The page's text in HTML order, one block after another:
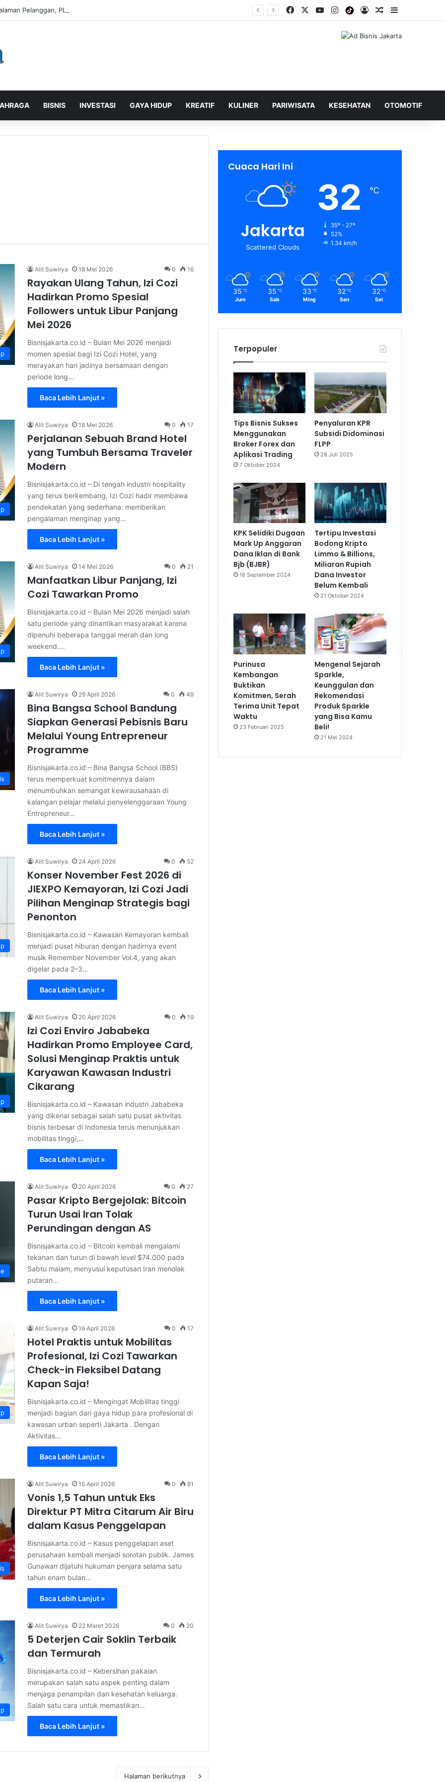
Pelanggan, PLN Icon Plus Sabet Tiga Penghargaan CCW 2026 Facebook YouTubeInstagramTiktokLog InShuffle Berita
BISNIS INVESTASI GAYA HIDUP KREATIF KULINER PARIWISATA KESEHATAN OTOMOTIF
Alit Suwirya 18 Mei 2026 0 16
Rayakan Ulang Tahun, Izi Cozi
Hadirkan Promo Spesial
Followers untuk Libur Panjang
Mei 2026
Bisnisjakarta.co.id – Bulan Mei 2026 menjadi
momen spesial bagi Izi Cozi Hotel, yang
merayakan hari jadinya bersamaan dengan
periode long…
Baca Lebih Lanjut »
Alit Suwirya 18 Mei 2026 0 17
Perjalanan Sebuah Brand Hotel
yang Tumbuh Bersama Traveler
Modern
Bisnisjakarta.co.id – Di tengah industri hospitality
yang terus berkembang, Izi Cozi hadir membawa
pendekatan yang sederhana: memberikan
pengalaman menginap yang…
Baca Lebih Lanjut »
Alit Suwirya 14 Mei 2026 0 21
Manfaatkan Libur Panjang, Izi
Cozi Tawarkan Promo
Bisnisjakarta.co.id – Bulan Mei 2026 menjadi salah
satu periode yang dinantikan masyarakat karena
dipenuhi beberapa tanggal merah dan long
weekend.…
Baca Lebih Lanjut »
Alit Suwirya 29 April 2026 0 49
Bina Bangsa School Bandung
Siapkan Generasi Pebisnis Baru
Melalui Young Entrepreneur
Programme
Bisnisjakarta.co.id – Bina Bangsa School (BBS)
terus memperkuat komitmennya dalam
menumbuhkan semangat kewirausahaan di
kalangan pelajar melalui penyelenggaraan Young
Entrepreneur…
Baca Lebih Lanjut »
Alit Suwirya 24 April 2026 0 52
Konser November Fest 2026 di
JIEXPO Kemayoran, Izi Cozi Jadi
Pilihan Menginap Strategis bagi
Penonton
Bisnisjakarta.co.id – Kawasan Kemayoran kembali
menjadi pusat hiburan dengan hadirnya event
musik Remember November Vol.4, yang akan
digelar pada 2–3…
Baca Lebih Lanjut »
Alit Suwirya 20 April 2026 0 19
Izi Cozi Enviro Jababeka
Hadirkan Promo Employee Card,
Solusi Menginap Praktis untuk
Karyawan Kawasan Industri
Cikarang
Bisnisjakarta.co.id – Kawasan industri Jababeka
yang dikenal sebagai salah satu pusat aktivitas
bisnis terbesar di Indonesia terus menunjukkan
mobilitas tinggi,…
Baca Lebih Lanjut »
Alit Suwirya 20 April 2026 0 27
Pasar Kripto Bergejolak: Bitcoin
Turun Usai Iran Tolak
Perundingan dengan AS
Bisnisjakarta.co.id – Bitcoin kembali mengalami
tekanan dan turun di bawah level $74.000 pada
Sabtu malam, menyusul keputusan Iran menolak
putaran…
Baca Lebih Lanjut »
Alit Suwirya 16 April 2026 0 17
Hotel Praktis untuk Mobilitas
Profesional, Izi Cozi Tawarkan
Check-in Fleksibel Datang
Kapan Saja!
Bisnisjakarta.co.id – Mengingat Mobilitas tinggi
menjadi bagian dari gaya hidup para profesional di
kawasan urban seperti Jakarta . Dengan
Aktivitas…
Baca Lebih Lanjut »
Alit Suwirya 15 April 2026 0 81
Vonis 1,5 Tahun untuk Eks
Direktur PT Mitra Citarum Air Biru
dalam Kasus Penggelapan
Bisnisjakarta.co.id – Kasus penggelapan aset
perusahaan kembali menjadi sorotan publik. James
Gunawan dijatuhi hukuman penjara selama satu
tahun enam bulan…
Baca Lebih Lanjut »
Alit Suwirya 22 Maret 2026 0 20
5 Deterjen Cair Soklin Terbaik
dan Termurah
Bisnisjakarta.co.id – Kebersihan pakaian
merupakan salah satu aspek penting dalam
menjaga penampilan dan kesehatan keluarga.
Salah satu cara untuk memastikan…
Baca Lebih Lanjut »
Halaman berikutnya
Cuaca Hari Ini
Jakarta
Scattered Clouds
32 ℃
35º - 27º
52%
1.34 km/h
35 ℃
Jum
35 ℃
Sab
33 ℃
Ming
32 ℃
Sen
32 ℃
Sel
Terpopuler
Tips Bisnis Sukses
Menggunakan
Broker Forex dan
Aplikasi Trading
7 Oktober 2024
Penyaluran KPR
Subsidi Didominasi
FLPP
28 Juli 2025
KPK Selidiki Dugaan
Mark Up Anggaran
Dana Iklan di Bank
Bjb (BJBR)
18 September 2024
Tertipu Investasi
Bodong Kripto
Limmo & Billions,
Miliaran Rupiah
Dana Investor
Belum Kembali
21 Oktober 2024
Purinusa
Kembangan
Buktikan
Komitmen, Serah
Terima Unit Tepat
Waktu
23 Februari 2025
Mengenal Sejarah
Sparkle,
Keunggulan dan
Rekomendasi
Produk Sparkle
yang Bisa Kamu
Beli!
21 Mei 2024